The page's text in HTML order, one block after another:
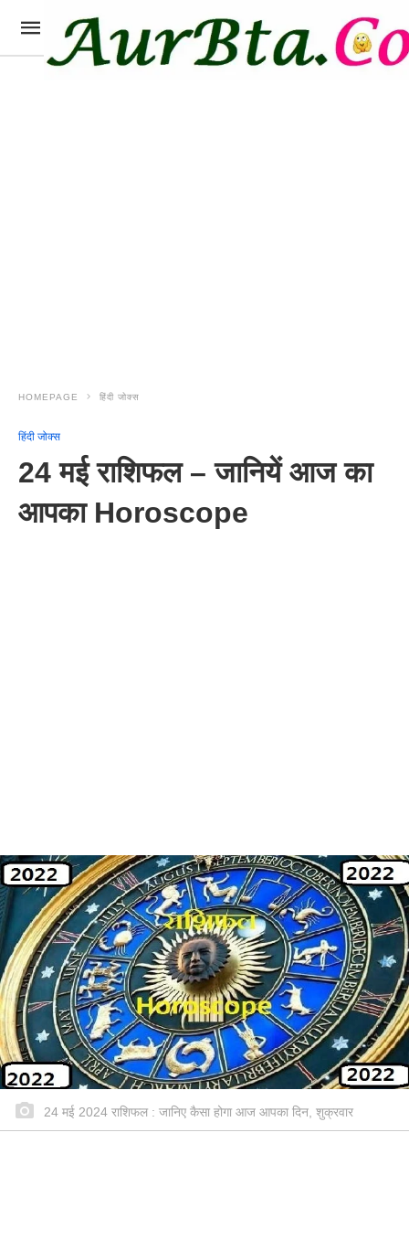
HOMEPAGE हिंदी जोक्स
हिंदी जोक्स
24 मई राशिफल – जानियें आज का
आपका Horoscope
24 मई 2024 राशिफल : जानिए कैसा होगा आज आपका दिन, शुक्रवार